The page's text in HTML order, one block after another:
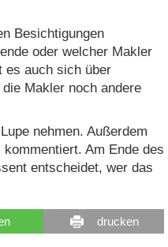
Besichtigungen
oder welcher Makler
es auch sich über
Makler noch andere
nehmen. Außerdem
Am Ende des
entscheidet, wer das
drucken